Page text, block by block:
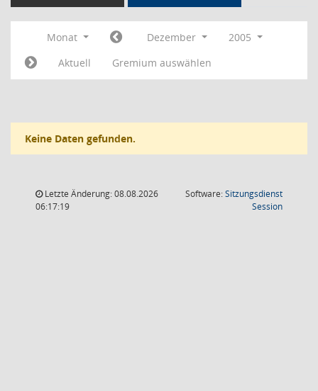
Monat Dezember
2005
Aktuell
Gremium auswählen
Keine Daten gefunden.
Letzte Änderung: 08.08.2026
06:17:19
Software:Sitzungsdienst
Session(Wird in